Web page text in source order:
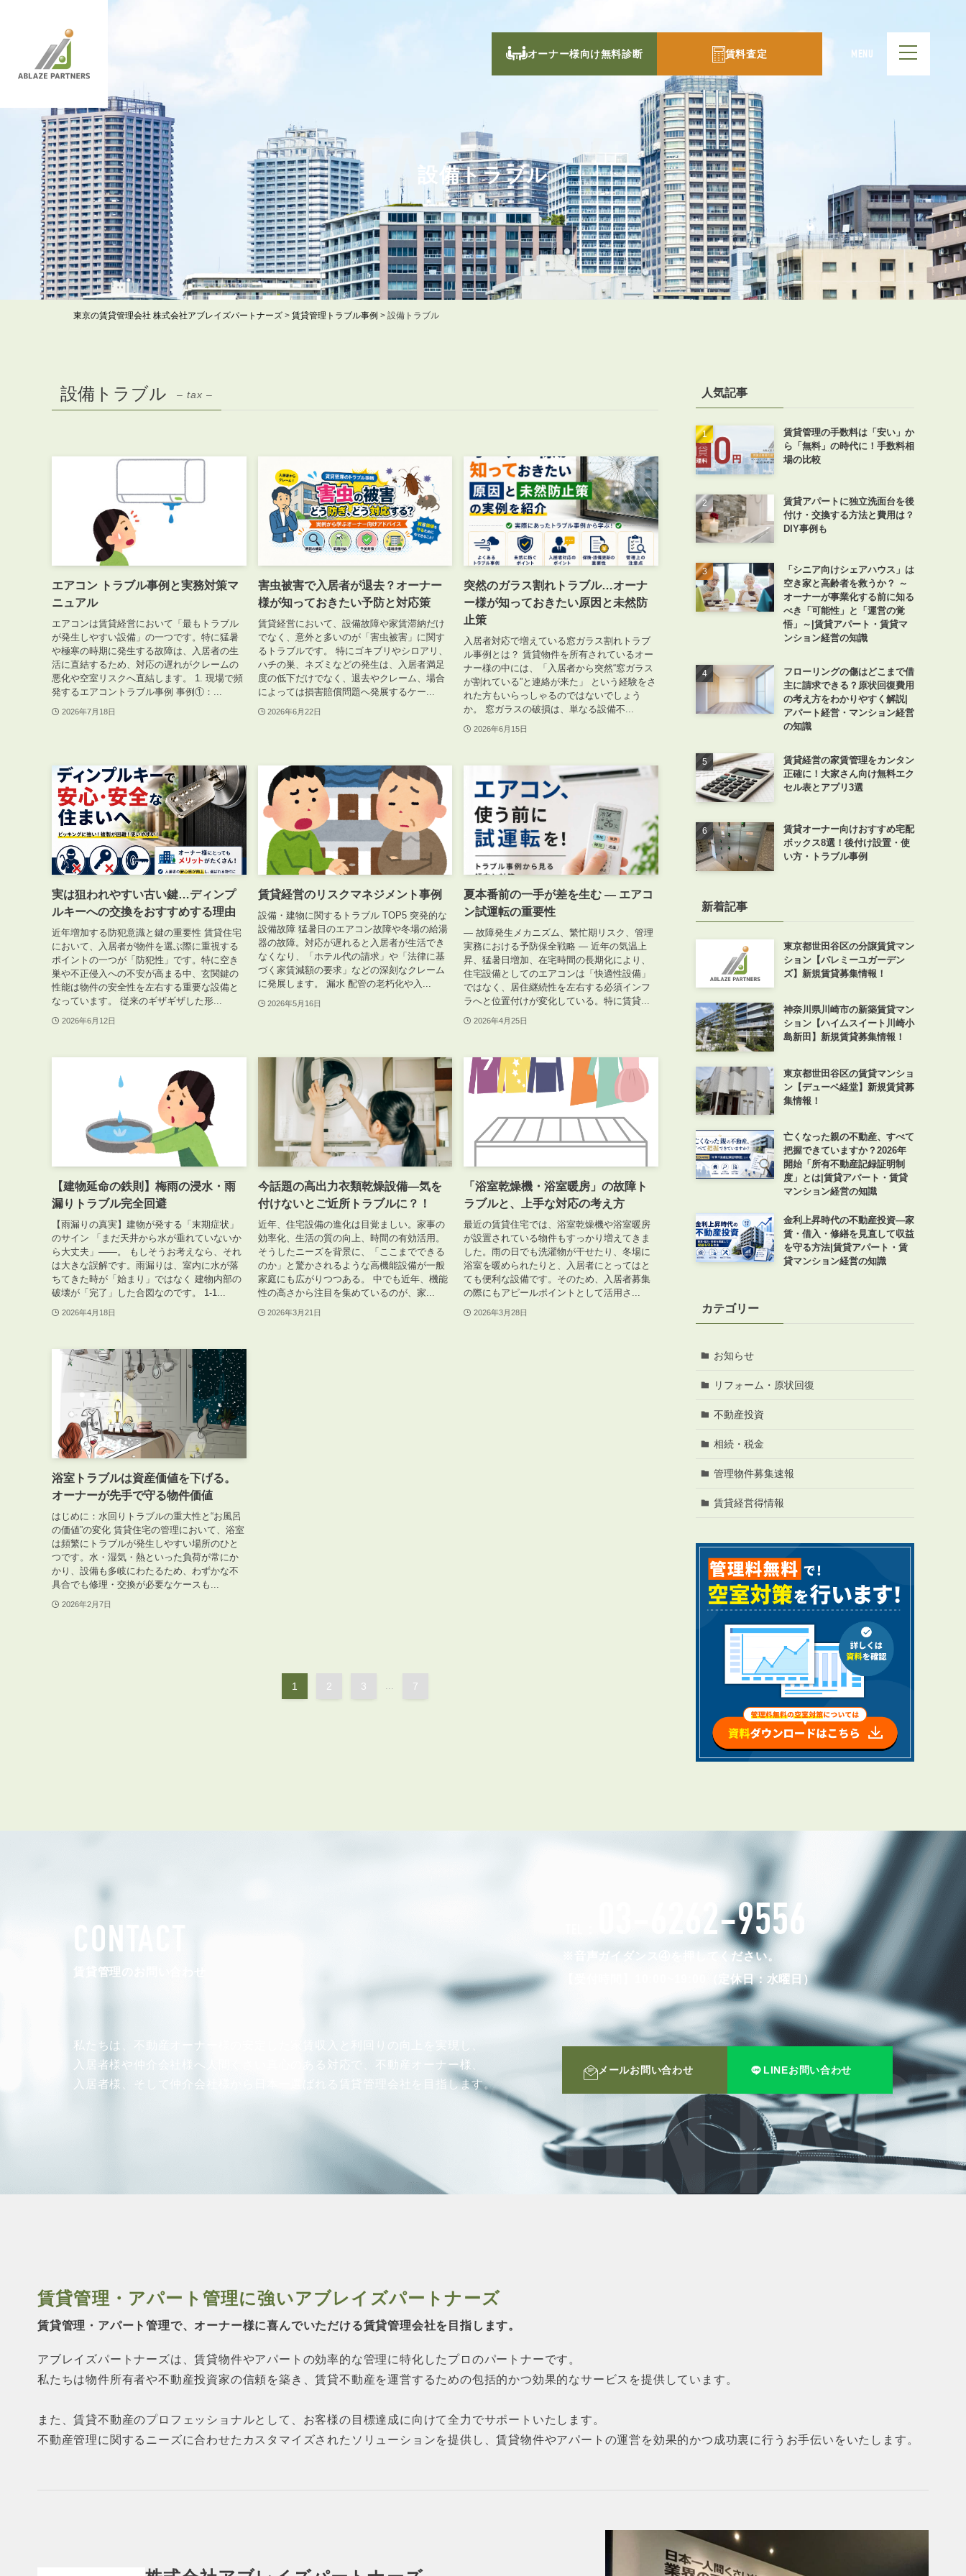
オーナー様向け無料診断 賃料査定 MENU
ABOUT私たちについて
会社概要
企業理念
グループ会社紹介
採用情報
RENTAL アブレイズの賃貸管理
管理料無料について
４つの強み
報酬と独自の保証内容
賃料査定について
SERVICE 管理オーナー様限定サービス
管理オーナー様ご紹介制度
NEWS新着情報一覧
お知らせ
管理物件募集速報
トラブル対応事例
LINEお問い合わせ
FACILITY
設備トラブル
東京の賃貸管理会社 株式会社アブレイズパートナーズ > 賃貸管理トラブル事例 > 設備トラブル
設備トラブル – tax –
エアコン トラブル事例と実務対策マ
ニュアル
エアコンは賃貸経営において「最もトラブル
が発生しやすい設備」の一つです。特に猛暑
や極寒の時期に発生する故障は、入居者の生
活に直結するため、対応の遅れがクレームの
悪化や空室リスクへ直結します。 1. 現場で頻
発するエアコントラブル事例 事例①：...
2026年7月18日
害虫被害で入居者が退去？オーナー
様が知っておきたい予防と対応策
賃貸経営において、設備故障や家賃滞納だけ
でなく、意外と多いのが「害虫被害」に関す
るトラブルです。 特にゴキブリやシロアリ、
ハチの巣、ネズミなどの発生は、入居者満足
度の低下だけでなく、退去やクレーム、場合
によっては損害賠償問題へ発展するケー...
2026年6月22日
突然のガラス割れトラブル…オーナ
ー様が知っておきたい原因と未然防
止策
入居者対応で増えている窓ガラス割れトラブ
ル事例とは？ 賃貸物件を所有されているオー
ナー様の中には、「入居者から突然“窓ガラス
が割れている”と連絡が来た」 という経験をさ
れた方もいらっしゃるのではないでしょう
か。 窓ガラスの破損は、単なる設備不...
2026年6月15日
実は狙われやすい古い鍵…ディンプ
ルキーへの交換をおすすめする理由
近年増加する防犯意識と鍵の重要性 賃貸住宅
において、入居者が物件を選ぶ際に重視する
ポイントの一つが「防犯性」です。特に空き
巣や不正侵入への不安が高まる中、玄関鍵の
性能は物件の安全性を左右する重要な設備と
なっています。 従来のギザギザした形...
2026年6月12日
賃貸経営のリスクマネジメント事例
設備・建物に関するトラブル TOP5 突発的な
設備故障 猛暑日のエアコン故障や冬場の給湯
器の故障。対応が遅れると入居者が生活でき
なくなり、「ホテル代の請求」や「法律に基
づく家賃減額の要求」などの深刻なクレーム
に発展します。 漏水 配管の老朽化や入...
2026年5月16日
夏本番前の一手が差を生む ― エアコ
ン試運転の重要性
― 故障発生メカニズム、繁忙期リスク、管理
実務における予防保全戦略 ― 近年の気温上
昇、猛暑日増加、在宅時間の長期化により、
住宅設備としてのエアコンは「快適性設備」
ではなく、居住継続性を左右する必須インフ
ラへと位置付けが変化している。特に賃貸...
2026年4月25日
【建物延命の鉄則】梅雨の浸水・雨
漏りトラブル完全回避
【雨漏りの真実】建物が発する「末期症状」
のサイン 「まだ天井から水が垂れていないか
ら大丈夫」――。 もしそうお考えなら、それ
は大きな誤解です。雨漏りは、室内に水が落
ちてきた時が「始まり」ではなく 建物内部の
破壊が「完了」した合図なのです。 1-1...
2026年4月18日
今話題の高出力衣類乾燥設備—気を
付けないとご近所トラブルに？！
近年、住宅設備の進化は目覚ましい。家事の
効率化、生活の質の向上、時間の有効活用。
そうしたニーズを背景に、「ここまでできる
のか」と驚かされるような高機能設備が一般
家庭にも広がりつつある。 中でも近年、機能
性の高さから注目を集めているのが、家...
2026年3月21日
「浴室乾燥機・浴室暖房」の故障ト
ラブルと、上手な対応の考え方
最近の賃貸住宅では、浴室乾燥機や浴室暖房
が設置されている物件もすっかり増えてきま
した。雨の日でも洗濯物が干せたり、冬場に
浴室を暖められたりと、入居者にとってはと
ても便利な設備です。そのため、入居者募集
の際にもアピールポイントとして活用さ...
2026年3月28日
浴室トラブルは資産価値を下げる。
オーナーが先手で守る物件価値
はじめに：水回りトラブルの重大性と“お風呂
の価値”の変化 賃貸住宅の管理において、浴室
は頻繁にトラブルが発生しやすい場所のひと
つです。水・湿気・熱といった負荷が常にか
かり、設備も多岐にわたるため、わずかな不
具合でも修理・交換が必要なケースも...
2026年2月7日
1 2 3 7
人気記事
賃貸管理の手数料は「安い」か
ら「無料」の時代に！手数料相
場の比較
賃貸アパートに独立洗面台を後
付け・交換する方法と費用は？
DIY事例も
「シニア向けシェアハウス」は
空き家と高齢者を救うか？ ～
オーナーが事業化する前に知る
べき「可能性」と「運営の覚
悟」～|賃貸アパート・賃貸マ
ンション経営の知識
フローリングの傷はどこまで借
主に請求できる？原状回復費用
の考え方をわかりやすく解説|
アパート経営・マンション経営
の知識
賃貸経営の家賃管理をカンタン
正確に！大家さん向け無料エク
セル表とアプリ3選
賃貸オーナー向けおすすめ宅配
ボックス8選！後付け設置・使
い方・トラブル事例
新着記事
東京都世田谷区の分譲賃貸マン
ション【パレミーユガーデン
ズ】新規賃貸募集情報！
神奈川県川崎市の新築賃貸マン
ション【ハイムスイート川崎小
島新田】新規賃貸募集情報！
東京都世田谷区の賃貸マンショ
ン【デューベ経堂】新規賃貸募
集情報！
亡くなった親の不動産、すべて
把握できていますか？2026年
開始「所有不動産記録証明制
度」とは|賃貸アパート・賃貸
マンション経営の知識
金利上昇時代の不動産投資―家
賃・借入・修繕を見直して収益
を守る方法|賃貸アパート・賃
貸マンション経営の知識
カテゴリー
お知らせ
リフォーム・原状回復
不動産投資
相続・税金
管理物件募集速報
賃貸経営得情報
CONTACT
賃貸管理のお問い合わせ
私たちは、不動産オーナー様の安定した
家賃収入と利回りの向上を実現し、
入居者様や仲介会社様へ人間くさい真心のある対応で、不動産オーナー様、
入居者様、そして仲介会社様から
日本一選ばれる賃貸管理会社を目指します。
03-6262-9556
※音声ガイダンス④を押してください。
【受付時間】10:00~19:00（定休日：水曜日）
メールお問い合わせ LINEお問い合わせ
賃貸管理・アパート管理に強いアブレイズパートナーズ
賃貸管理・アパート管理で、オーナー様に喜んでいただける賃貸管理会社を目指します。
アブレイズパートナーズは、賃貸物件やアパートの効率的な管理に特化したプロのパートナーです。
私たちは物件所有者や不動産投資家の信頼を築き、賃貸不動産を運営するための包括的かつ効果的なサービスを提供しています。
また、賃貸不動産のプロフェッショナルとして、お客様の目標達成に向けて全力でサポートいたします。
不動産管理に関するニーズに合わせたカスタマイズされたソリューションを提供し、賃貸物件やアパートの運営を効果的かつ成功裏に行うお手伝いをいたします。